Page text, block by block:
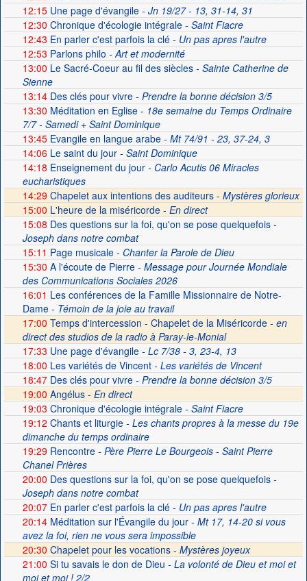
12:15Une page d'évangile- Jn 19/27 - 13, 31-14, 31
12:30 Chronique d'écologie intégrale- Saint Fiacre
12:43 En parler c'est parfois la clé- Un pas apres l'autre
12:53 Parlons philo - Art et modernité
13:00 Le Sacré-Coeur au fil des siècles- Sainte Catherine de
Sienne
13:14Des clés pour vivre- Prendre la bonne décision 3/5
13:30 Méditation en Eglise- 18e semaine du Temps Ordinaire
7/7 - Samedi + Saint Dominique
13:45Evangile en langue arabe- Mt 74/91 - 23, 37-24, 3
14:06Le saint du jour- Saint Dominique
14:18 Enseignement du jour- Carlo Acutis 06 Miracles
eucharistiques
14:29 Chapelet aux intentions des auditeurs - Mystères glorieux
15:00 L'heure de la miséricorde - En direct
15:08 Des questions sur la foi, qu'on se pose quelquefois-
Joseph dans notre combat
15:11 Page musicale- Chanter la Parole de Dieu
15:30 A l'écoute de Pierre- Message pour Journée Mondiale
des Communications Sociales 2026
16:01 Les conférences de la Famille Missionnaire de Notre-
Dame- Témoin de la joie au travail
17:00 Temps d'intercession - Chapelet de la Miséricorde - en
direct des studios de la radio à Paray-le-Monial
17:33 Une page d'évangile- Lc 7/38 - 3, 23-4, 13
18:00 Les variétés de Vincent- Les variétés de Vincent
18:47Des clés pour vivre- Prendre la bonne décision 3/5
19:00 Angélus - En direct
19:03 Chronique d'écologie intégrale- Saint Fiacre
19:12 Chants et liturgie- Les chants propres à la messe du 19e
dimanche du temps ordinaire
19:29Rencontre- Père Pierre Le Bourgeois - Saint Pierre
Chanel Prières
20:00 Des questions sur la foi, qu'on se pose quelquefois-
Joseph dans notre combat
20:07En parler c'est parfois la clé- Un pas apres l'autre
20:14Méditation sur l'Évangile du jour- Mt 17, 14-20 si vous
avez la foi, rien ne vous sera impossible
20:30 Chapelet pour les vocations - Mystères joyeux
21:00 Si tu savais le don de Dieu - La volonté de Dieu et moi et
moi et moi ! 2/2